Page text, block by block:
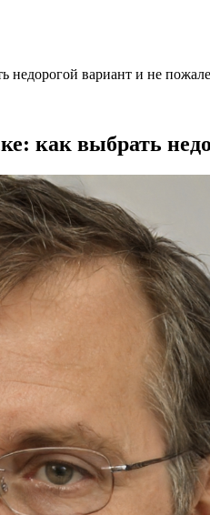
недорогой вариант и не
как выбрать